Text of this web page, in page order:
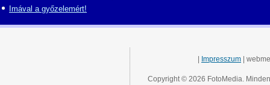
Imával a győzelemért!
Impresszum |
Copyright © 2026 FotoMedia.